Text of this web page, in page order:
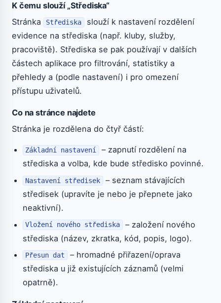
K čemu slouží „Střediska“
Stránka
Střediska
slouží k nastavení rozdělení
evidence na střediska (např. kluby, služby,
pracoviště). Střediska se pak používají v dalších
částech aplikace pro filtrování, statistiky a
přehledy a (podle nastavení) i pro omezení
přístupu uživatelů.
Co na stránce najdete
Stránka je rozdělena do čtyř částí:
Základní nastavení
– zapnutí rozdělení na
střediska a volba, kde bude středisko povinné.
Nastavení středisek
– seznam stávajících
středisek (upravíte je nebo je přepnete jako
neaktivní).
Vložení nového střediska
– založení nového
střediska (název, zkratka, kód, popis, logo).
Přesun dat
– hromadné přiřazení/oprava
střediska u již existujících záznamů (velmi
opatrně).